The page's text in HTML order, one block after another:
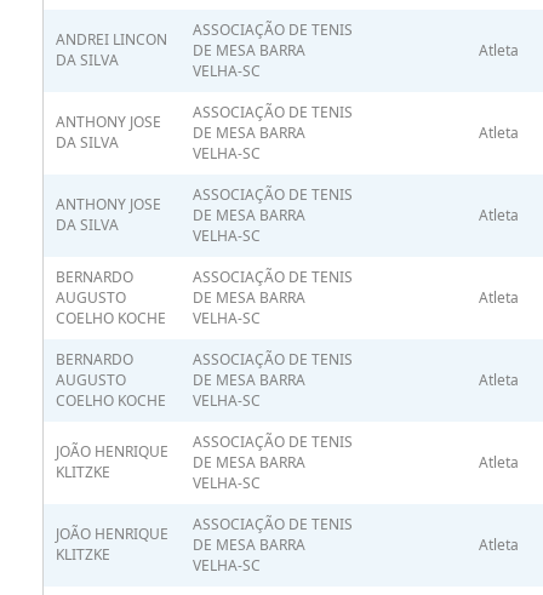
ANDREI LINCON
DA SILVA
ASSOCIAÇÃO DE TENIS
DE MESA BARRA
VELHA-SC
Atleta
ANTHONY JOSE
DA SILVA
ASSOCIAÇÃO DE TENIS
DE MESA BARRA
VELHA-SC
Atleta
ANTHONY JOSE
DA SILVA
ASSOCIAÇÃO DE TENIS
DE MESA BARRA
VELHA-SC
Atleta
BERNARDO
AUGUSTO
COELHO KOCHE
ASSOCIAÇÃO DE TENIS
DE MESA BARRA
VELHA-SC
Atleta
BERNARDO
AUGUSTO
COELHO KOCHE
ASSOCIAÇÃO DE TENIS
DE MESA BARRA
VELHA-SC
Atleta
JOÃO HENRIQUE
KLITZKE
ASSOCIAÇÃO DE TENIS
DE MESA BARRA
VELHA-SC
Atleta
JOÃO HENRIQUE
KLITZKE
ASSOCIAÇÃO DE TENIS
DE MESA BARRA
VELHA-SC
Atleta